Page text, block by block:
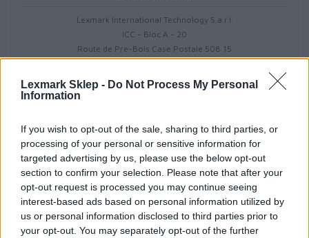
Lexmark Sklep - Do Not Process My Personal
Information
If you wish to opt-out of the sale, sharing to third parties, or
processing of your personal or sensitive information for
targeted advertising by us, please use the below opt-out
section to confirm your selection. Please note that after your
opt-out request is processed you may continue seeing
interest-based ads based on personal information utilized by
us or personal information disclosed to third parties prior to
your opt-out. You may separately opt-out of the further
Lexmark International Technology S.a.r.l.
ICC - Bloc A - 20
Route de Pre-Bois Case Postale 508 15
CH-1215 Geneve Szwajcaria
lexmark.com
Podmiot odpowiedzialny
Lexmark International Polska Sp. z o.o.
ul. Wołoska 5
02-675 Warszawa
info_pl@lexmark.com
https://www.lexmark.com/pl_pl.html